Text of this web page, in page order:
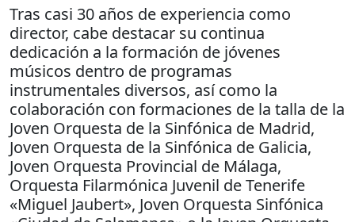
Tras casi 30 años de experiencia como
director, cabe destacar su continua
dedicación a la formación de jóvenes
músicos dentro de programas
instrumentales diversos, así como la
colaboración con formaciones de la talla de la
Joven Orquesta de la Sinfónica de Madrid,
Joven Orquesta de la Sinfónica de Galicia,
Joven Orquesta Provincial de Málaga,
Orquesta Filarmónica Juvenil de Tenerife
«Miguel Jaubert», Joven Orquesta Sinfónica